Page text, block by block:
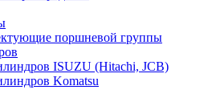
поршневой группы
ISUZU (Hitachi, JCB)
Komatsu